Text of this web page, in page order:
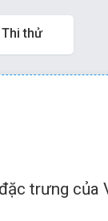
Thi thử
trưng của